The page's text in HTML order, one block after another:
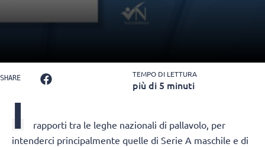
SHARE TEMPO DI LETTURA
più di 5 minuti
I
rapporti tra le leghe nazionali di pallavolo, per
intenderci principalmente quelle di Serie A maschile e di